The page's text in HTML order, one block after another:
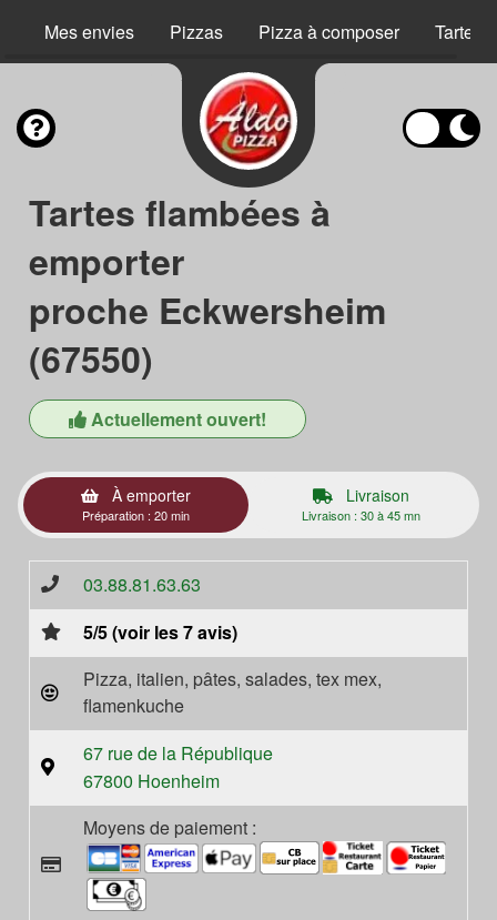
Mes envies Pizzas Pizza à composer Tartes
Tartes flambées à
emporter
proche Eckwersheim
(67550)
Actuellement ouvert!
À emporter
Préparation : 20 min
Livraison
Livraison : 30 à 45 mn
03.88.81.63.63
5/5 (voir les 7 avis)
Pizza, italien, pâtes, salades, tex mex,
flamenkuche
67 rue de la République
67800 Hoenheim
Moyens de paiement :